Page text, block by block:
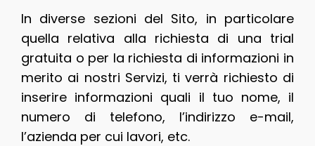
In diverse sezioni del Sito, in particolare
quella relativa alla richiesta di una trial
gratuita o per la richiesta di informazioni in
merito ai nostri Servizi, ti verrà richiesto di
inserire informazioni quali il tuo nome, il
numero di telefono, l’indirizzo e-mail,
l’azienda per cui lavori, etc.